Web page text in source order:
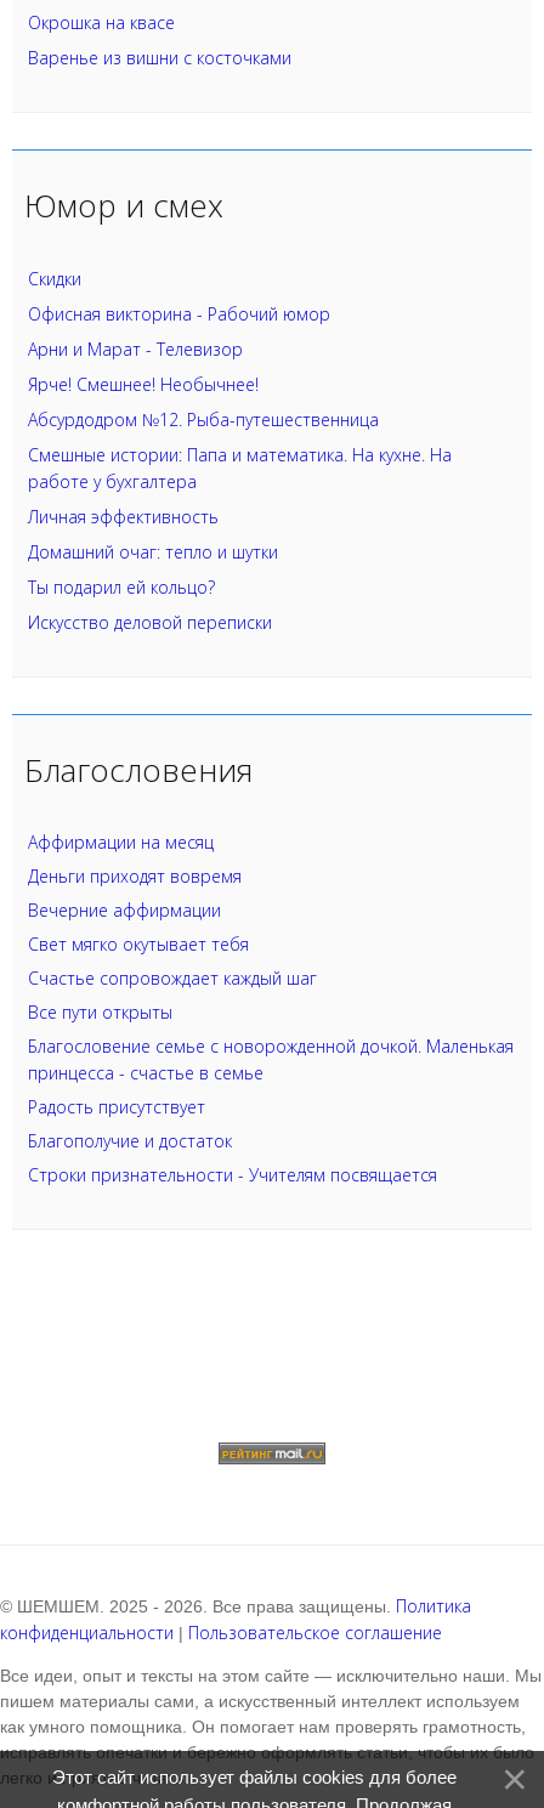
Окрошка на квасе
Варенье из вишни с косточками
Юмор и смех
Скидки
Офисная викторина - Рабочий юмор
Арни и Марат - Телевизор
Ярче! Смешнее! Необычнее!
Абсурдодром №12. Рыба-путешественница
Смешные истории: Папа и математика. На кухне. На
работе у бухгалтера
Личная эффективность
Домашний очаг: тепло и шутки
Ты подарил ей кольцо?
Искусство деловой переписки
Благословения
Аффирмации на месяц
Деньги приходят вовремя
Вечерние аффирмации
Свет мягко окутывает тебя
Счастье сопровождает каждый шаг
Все пути открыты
Благословение семье с новорожденной дочкой. Маленькая
принцесса - счастье в семье
Радость присутствует
Благополучие и достаток
Строки признательности - Учителям посвящается
© ШЕМШЕМ. 2025 - 2026. Все права защищены. Политика
конфиденциальности | Пользовательское соглашение
Все идеи, опыт и тексты на этом сайте — исключительно наши. Мы
пишем материалы сами, а искусственный интеллект используем
как умного помощника. Он помогает нам проверять грамотность,
исправлять опечатки и бережно оформлять статьи, чтобы их было
легко и приятно читать.
Этот сайт использует файлы cookies для более